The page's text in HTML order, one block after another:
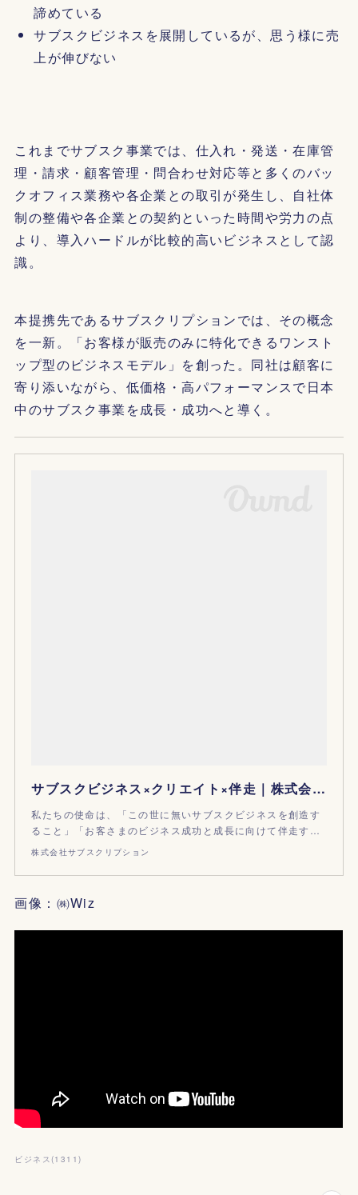
諦めている
サブスクビジネスを展開しているが、思う様に売
上が伸びない
これまでサブスク事業では、仕入れ・発送・在庫管
理・請求・顧客管理・問合わせ対応等と多くのバッ
クオフィス業務や各企業との取引が発生し、自社体
制の整備や各企業との契約といった時間や労力の点
より、導入ハードルが比較的高いビジネスとして認
識。
本提携先であるサブスクリプションでは、その概念
を一新。「お客様が販売のみに特化できるワンスト
ップ型のビジネスモデル」を創った。同社は顧客に
寄り添いながら、低価格・高パフォーマンスで日本
中のサブスク事業を成長・成功へと導く。
サブスクビジネス×クリエイト×伴走｜株式会社サブスクリプション
私たちの使命は、「この世に無いサブスクビジネスを創造す
ること」「お客さまのビジネス成功と成長に向けて伴走す…
株式会社サブスクリプション
画像：㈱Wiz
ビジネス (1311 )